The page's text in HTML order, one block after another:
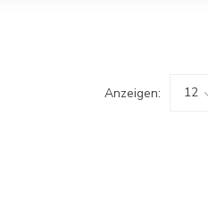
Anzeigen: